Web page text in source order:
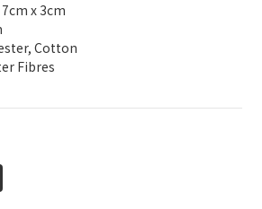
x 3cm
Cotton
Fibres